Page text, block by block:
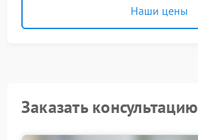
Наши цены
Заказать консультацию